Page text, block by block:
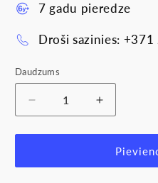
7 gadu pieredze
Droši sazinies:
Daudzums
Samazināt
daudzumu
produktam
kārbas
Palielināt
daudzumu
produktam
Montāžas
kārbas